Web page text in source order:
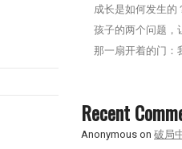
成长是如何发生的
孩子的两个问题，
那一扇开着的门：
Recent
Anonymous on 破局